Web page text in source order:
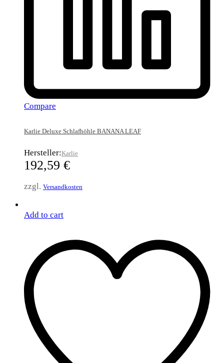
Compare
Karlie Deluxe Schlafhöhle BANANA LEAF
Hersteller:Karlie
192,59 €
zzgl. Versandkosten
Add to cart